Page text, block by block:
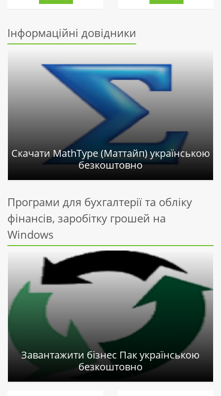
Інформаційні довідники
Скачати MathType (Маттайп) українською
безкоштовно
Програми для бухгалтерії та обліку
фінансів, заробітку грошей на
Windows
Завантажити бізнес Пак українською
безкоштовно